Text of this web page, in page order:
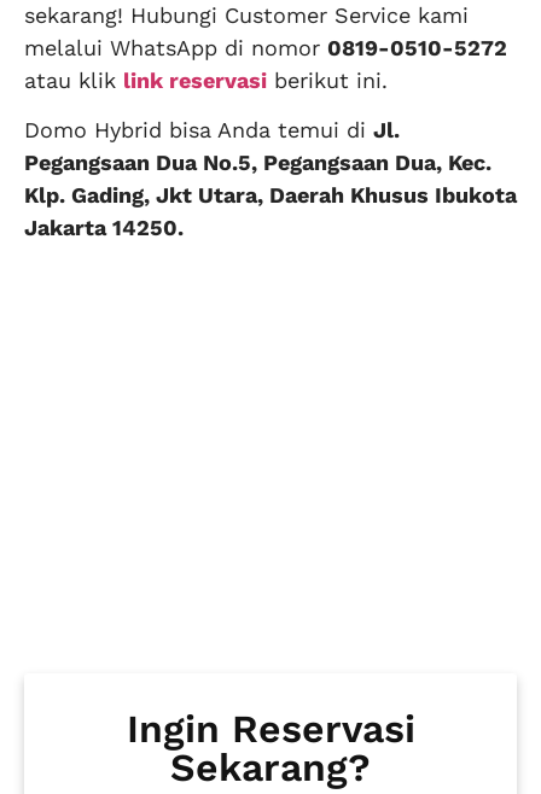
sekarang! Hubungi Customer Service kami
melalui WhatsApp di nomor 0819-0510-5272
atau klik link reservasi berikut ini.
Domo Hybrid bisa Anda temui di Jl.
Pegangsaan Dua No.5, Pegangsaan Dua, Kec.
Klp. Gading, Jkt Utara, Daerah Khusus Ibukota
Jakarta 14250.
Ingin Reservasi
Sekarang?